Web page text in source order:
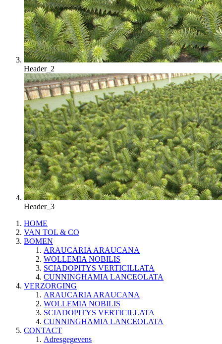
Header_2
Header_3
HOME
VAN TOL & CO
BOMEN
ARAUCARIA ARAUCANA
WOLLEMIA NOBILIS
SCIADOPITYS VERTICILLATA
CUNNINGHAMIA LANCEOLATA
VERZORGING
ARAUCARIA ARAUCANA
WOLLEMIA NOBILIS
SCIADOPITYS VERTICILLATA
CUNNINGHAMIA LANCEOLATA
CONTACT
Adresgegevens